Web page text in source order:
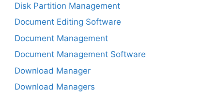
Disk Partition Management
Document Editing Software
Document Management
Document Management Software
Download Manager
Download Managers